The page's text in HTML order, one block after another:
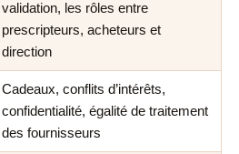
validation, les rôles entre
prescripteurs, acheteurs et
direction
Cadeaux, conflits d’intérêts,
confidentialité, égalité de traitement
des fournisseurs